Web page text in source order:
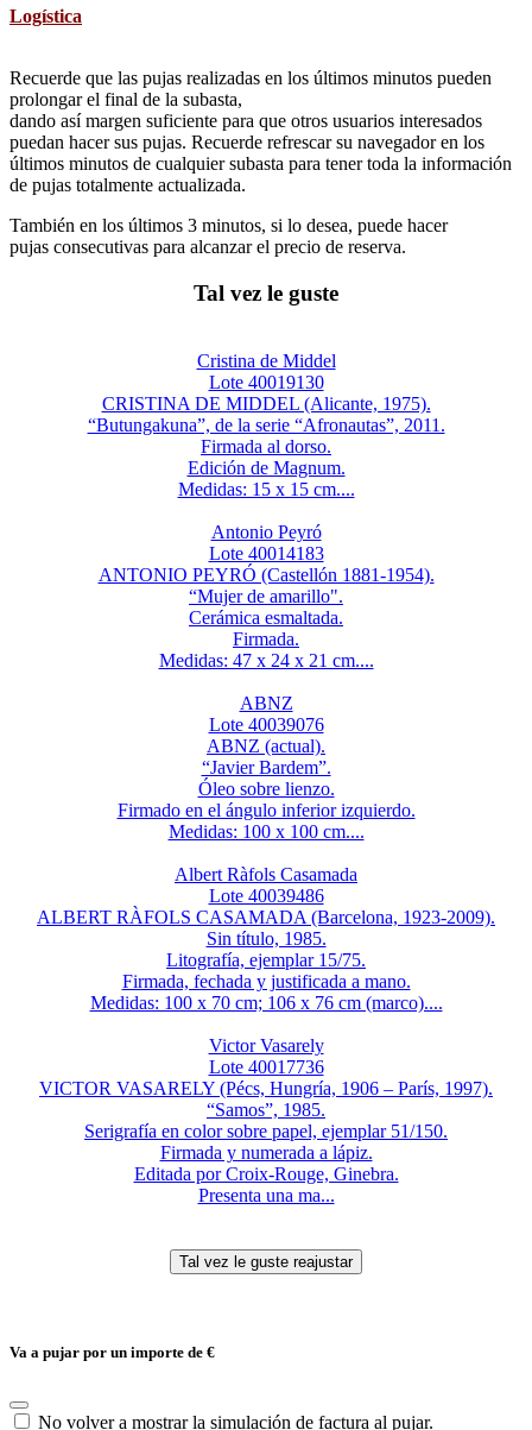
Logística
Recuerde que las pujas realizadas en los últimos minutos pueden
prolongar el final de la subasta,
dando así margen suficiente para que otros usuarios interesados
puedan hacer sus pujas. Recuerde refrescar su navegador en los
últimos minutos de cualquier subasta para tener toda la información
de pujas totalmente actualizada.
También en los últimos 3 minutos, si lo desea, puede hacer
pujas consecutivas para alcanzar el precio de reserva.
Tal vez le guste
Cristina de Middel
Lote 40019130
CRISTINA DE MIDDEL (Alicante, 1975).
“Butungakuna”, de la serie “Afronautas”, 2011.
Firmada al dorso.
Edición de Magnum.
Medidas: 15 x 15 cm....
Antonio Peyró
Lote 40014183
ANTONIO PEYRÓ (Castellón 1881-1954).
“Mujer de amarillo".
Cerámica esmaltada.
Firmada.
Medidas: 47 x 24 x 21 cm....
ABNZ
Lote 40039076
ABNZ (actual).
“Javier Bardem”.
Óleo sobre lienzo.
Firmado en el ángulo inferior izquierdo.
Medidas: 100 x 100 cm....
Albert Ràfols Casamada
Lote 40039486
ALBERT RÀFOLS CASAMADA (Barcelona, 1923-2009).
Sin título, 1985.
Litografía, ejemplar 15/75.
Firmada, fechada y justificada a mano.
Medidas: 100 x 70 cm; 106 x 76 cm (marco)....
Victor Vasarely
Lote 40017736
VICTOR VASARELY (Pécs, Hungría, 1906 – París, 1997).
“Samos”, 1985.
Serigrafía en color sobre papel, ejemplar 51/150.
Firmada y numerada a lápiz.
Editada por Croix-Rouge, Ginebra.
Presenta una ma...
Va a pujar por un importe de €
No volver a mostrar la simulación de factura al pujar.